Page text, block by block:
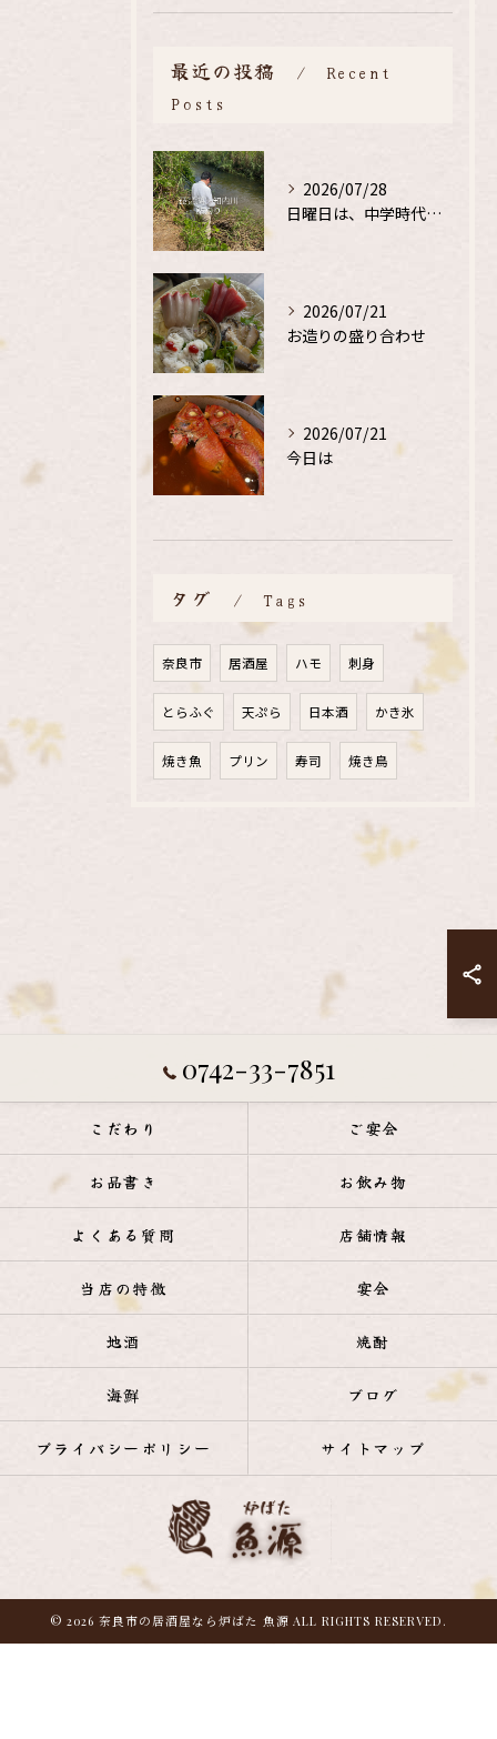
最近の投稿
Recent
Posts
2026/07/28
日曜日は、中学時代の、同級生と鮎釣り
2026/07/21
お造りの盛り合わせ
2026/07/21
今日は
タグ Tags
奈良市 居酒屋 ハモ 刺身
とらふぐ 天ぷら 日本酒 かき氷
焼き魚 プリン 寿司 焼き鳥
0742-33-7851
こだわり ご宴会
お品書き お飲み物
よくある質問 店舗情報
当店の特徴 宴会
地酒 焼酎
海鮮 ブログ
プライバシーポリシー サイトマップ
© 2026 奈良市の居酒屋なら炉ばた 魚源 ALL RIGHTS RESERVED.